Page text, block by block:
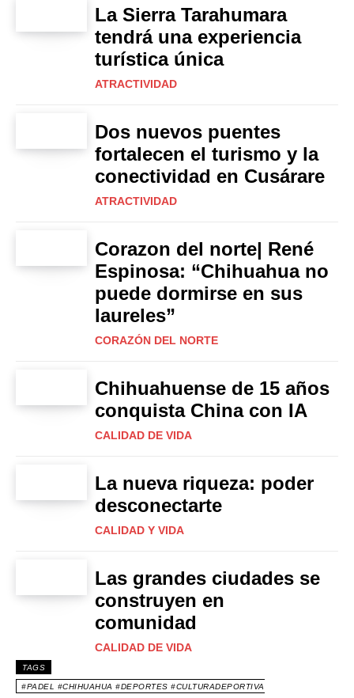
La Sierra Tarahumara
tendrá una experiencia
turística única
ATRACTIVIDAD
Dos nuevos puentes
fortalecen el turismo y la
conectividad en Cusárare
ATRACTIVIDAD
Corazon del norte| René
Espinosa: “Chihuahua no
puede dormirse en sus
laureles”
CORAZÓN DEL NORTE
Chihuahuense de 15 años
conquista China con IA
CALIDAD DE VIDA
La nueva riqueza: poder
desconectarte
CALIDAD Y VIDA
Las grandes ciudades se
construyen en
comunidad
CALIDAD DE VIDA
TAGS
#PADEL #CHIHUAHUA #DEPORTES #CULTURADEPORTIVA